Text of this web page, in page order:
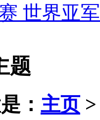
世界亚
题
： 主页